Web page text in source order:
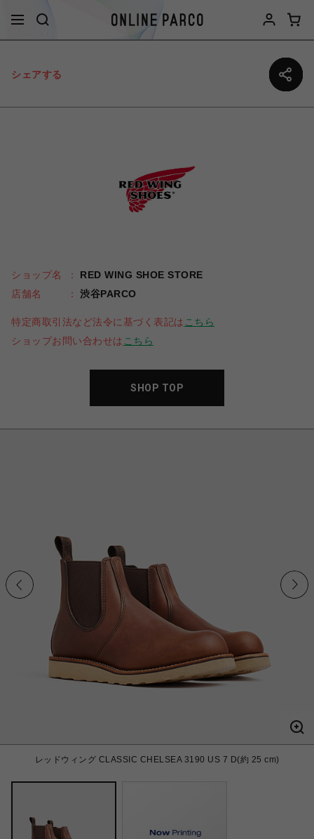
レッドウィング CLASSIC CHELSEA 3190 US 7 D(約 25 cm)
シェアする
ショップ名
RED WING SHOE STORE
店舗名
渋谷PARCO
特定商取引法など法令に基づく表記は こちら
ショップお問い合わせは こちら
SHOP TOP